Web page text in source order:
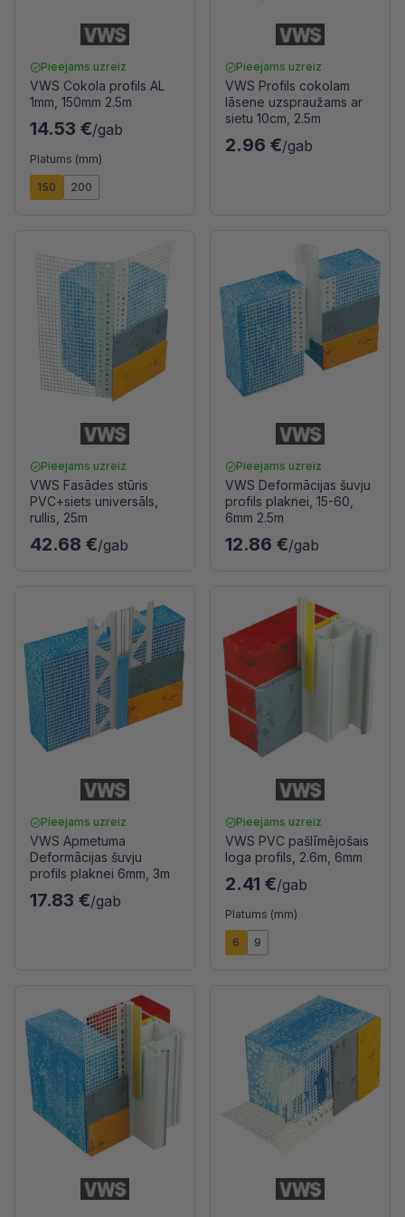
Pieejams uzreiz
VWS Cokola profils AL
1mm, 150mm 2.5m
14.53 €/gab
Platums (mm)
150 200
Pieejams uzreiz
VWS Profils cokolam
lāsene uzspraužams ar
sietu 10cm, 2.5m
2.96 €/gab
Pieejams uzreiz
VWS Fasādes stūris
PVC+siets universāls,
rullis, 25m
42.68 €/gab
Pieejams uzreiz
VWS Deformācijas šuvju
profils plaknei, 15-60,
6mm 2.5m
12.86 €/gab
Pieejams uzreiz
VWS Apmetuma
Deformācijas šuvju
profils plaknei 6mm, 3m
17.83 €/gab
Pieejams uzreiz
VWS PVC pašlīmējošais
loga profils, 2.6m, 6mm
2.41 €/gab
Platums (mm)
6 9